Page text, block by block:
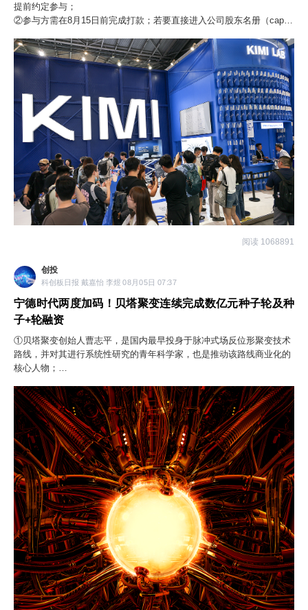
提前约定参与；
②参与方需在8月15日前完成打款；若要直接进入公司股东名册（cap
阅读 1068891
创投
科创板日报 戴嘉怡 李煜 08月05日 07:37
宁德时代两度加码！贝塔聚变连续完成数亿元种子轮及种
子+轮融资
①贝塔聚变创始人曹志平，是国内最早投身于脉冲式场反位形聚变技术
路线，并对其进行系统性研究的青年科学家，也是推动该路线商业化的
核心人物；
场景。